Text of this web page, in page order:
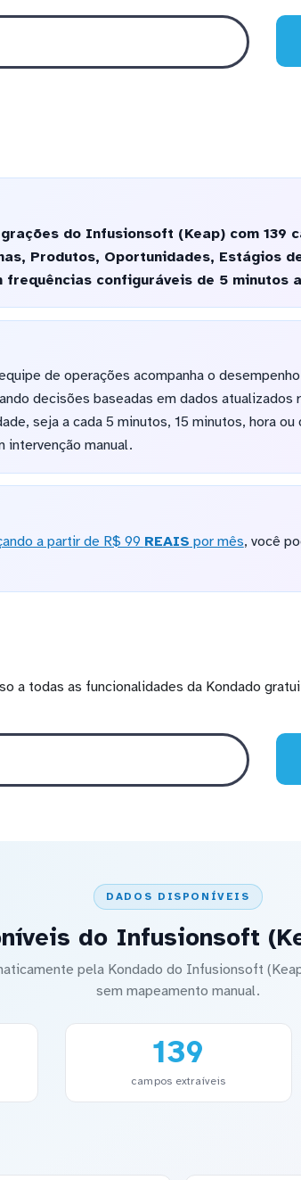
do Infusionsoft (Keap) com 139
Produtos, Oportunidades, Estágios
configuráveis de 5 minutos
de operações acompanha o
decisões baseadas em dados atualizados
seja a cada 5 minutos, 15 minutos, hora
intervenção manual.
a partir de R$ 99 REAIS por mês, você
a todas as funcionalidades da Kondado
DADOS DISPONÍVEIS
do Infusionsoft
pela Kondado do Infusionsoft
sem mapeamento manual.
139
campos extraíveis